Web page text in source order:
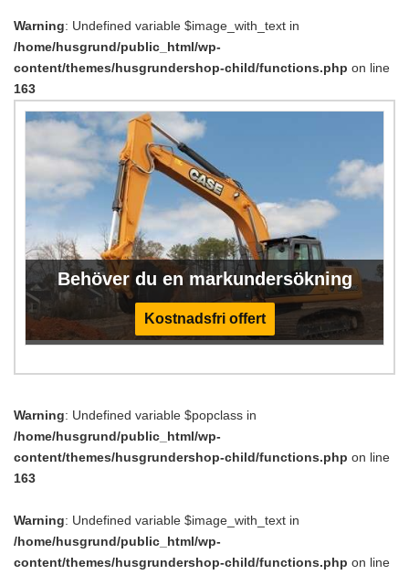
Warning: Undefined variable $image_with_text in
/home/husgrund/public_html/wp-
content/themes/husgrundershop-child/functions.php on line
163
Behöver du en markundersökning
Kostnadsfri offert
Warning: Undefined variable $popclass in
/home/husgrund/public_html/wp-
content/themes/husgrundershop-child/functions.php on line
163
Warning: Undefined variable $image_with_text in
/home/husgrund/public_html/wp-
content/themes/husgrundershop-child/functions.php on line